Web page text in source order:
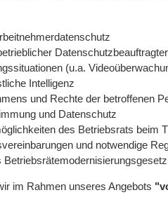
(u.a.
Intelligenz
und Rechte der betroffenen
und Datenschutz
des Betriebsrats beim
und notwendige
Betriebsrätemodernisierungsgesetz
im Rahmen unseres Angebots